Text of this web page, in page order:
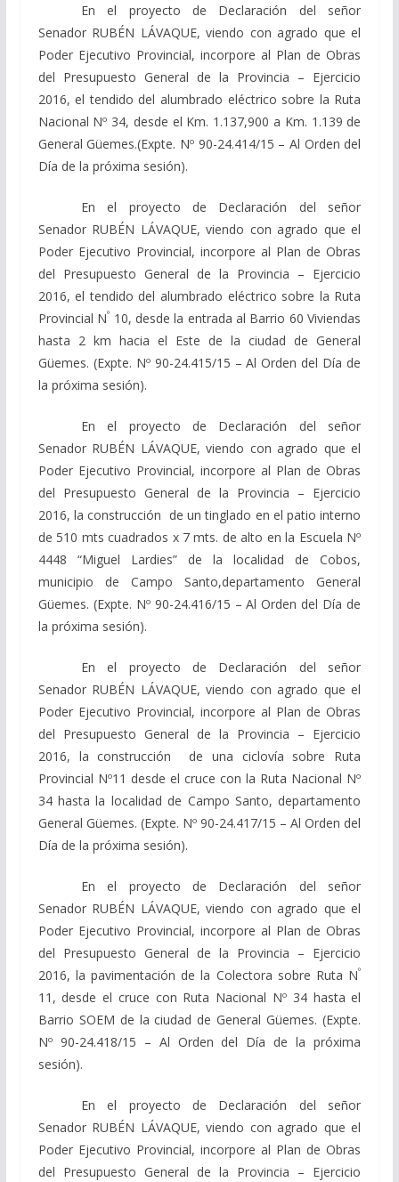
En el proyecto de Declaración del señor
Senador RUBÉN LÁVAQUE, viendo con agrado que el
Poder Ejecutivo Provincial, incorpore al Plan de Obras
del Presupuesto General de la Provincia – Ejercicio
2016, el tendido del alumbrado eléctrico sobre la Ruta
Nacional Nº 34, desde el Km. 1.137,900 a Km. 1.139 de
General Güemes.(Expte. Nº 90-24.414/15 – Al Orden del
Día de la próxima sesión).
En el proyecto de Declaración del señor
Senador RUBÉN LÁVAQUE, viendo con agrado que el
Poder Ejecutivo Provincial, incorpore al Plan de Obras
del Presupuesto General de la Provincia – Ejercicio
2016, el tendido del alumbrado eléctrico sobre la Ruta
Provincial Nº 10, desde la entrada al Barrio 60 Viviendas
hasta 2 km hacia el Este de la ciudad de General
Güemes. (Expte. Nº 90-24.415/15 – Al Orden del Día de
la próxima sesión).
En el proyecto de Declaración del señor
Senador RUBÉN LÁVAQUE, viendo con agrado que el
Poder Ejecutivo Provincial, incorpore al Plan de Obras
del Presupuesto General de la Provincia – Ejercicio
2016, la construcción de un tinglado en el patio interno
de 510 mts cuadrados x 7 mts. de alto en la Escuela Nº
4448 “Miguel Lardies” de la localidad de Cobos,
municipio de Campo Santo,departamento General
Güemes. (Expte. Nº 90-24.416/15 – Al Orden del Día de
la próxima sesión).
En el proyecto de Declaración del señor
Senador RUBÉN LÁVAQUE, viendo con agrado que el
Poder Ejecutivo Provincial, incorpore al Plan de Obras
del Presupuesto General de la Provincia – Ejercicio
2016, la construcción de una ciclovía sobre Ruta
Provincial Nº11 desde el cruce con la Ruta Nacional Nº
34 hasta la localidad de Campo Santo, departamento
General Güemes. (Expte. Nº 90-24.417/15 – Al Orden del
Día de la próxima sesión).
En el proyecto de Declaración del señor
Senador RUBÉN LÁVAQUE, viendo con agrado que el
Poder Ejecutivo Provincial, incorpore al Plan de Obras
del Presupuesto General de la Provincia – Ejercicio
2016, la pavimentación de la Colectora sobre Ruta Nº
11, desde el cruce con Ruta Nacional Nº 34 hasta el
Barrio SOEM de la ciudad de General Güemes. (Expte.
Nº 90-24.418/15 – Al Orden del Día de la próxima
sesión).
En el proyecto de Declaración del señor
Senador RUBÉN LÁVAQUE, viendo con agrado que el
Poder Ejecutivo Provincial, incorpore al Plan de Obras
del Presupuesto General de la Provincia – Ejercicio